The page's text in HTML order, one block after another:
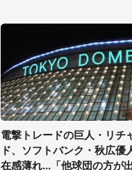
電撃トレードの巨人・リチ
ド、ソフトバンク・秋広優
在感薄れ...「他球団の方が